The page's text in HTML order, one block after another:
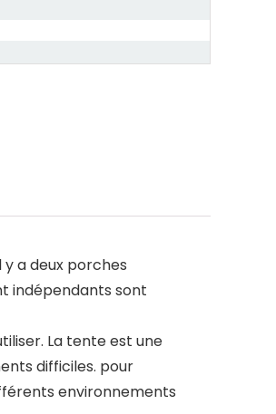
a deux porches
indépendants sont
La tente est une
difficiles. pour
environnements